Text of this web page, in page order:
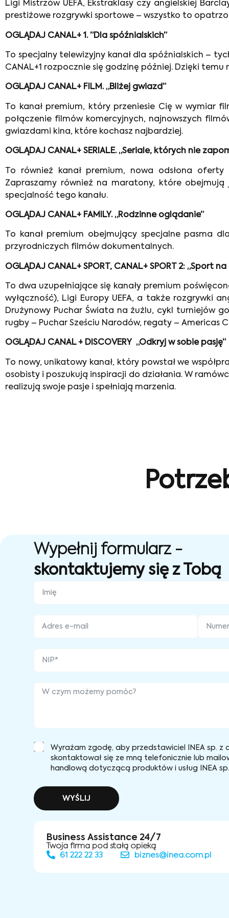
Ligi Mistrzów UEFA, Ekstraklasy czy angielskiej
prestiżowe rozgrywki sportowe – wszystko to
OGLĄDAJ CANAL+ 1. ”Dla spóźnialskich”
To specjalny telewizyjny kanał dla spóźnialskich –
CANAL+1 rozpocznie się godzinę później. Dzięki
OGLĄDAJ CANAL+ FILM. „Bliżej gwiazd”
To kanał premium, który przeniesie Cię w wymiar
połączenie filmów komercyjnych, najnowszych
gwiazdami kina, które kochasz najbardziej.
OGLĄDAJ CANAL+ SERIALE. „Seriale, których nie
To również kanał premium, nowa odsłona
Zapraszamy również na maratony, które obejmują
specjalność tego kanału.
OGLĄDAJ CANAL+ FAMILY. „Rodzinne oglądanie”
To kanał premium obejmujący specjalne pasma
przyrodniczych filmów dokumentalnych.
OGLĄDAJ CANAL+ SPORT, CANAL+ SPORT 2: „Sport
To dwa uzupełniające się kanały premium
wyłączność), Ligi Europy UEFA, a także rozgrywki
Drużynowy Puchar Świata na żużlu, cykl turniejów
rugby – Puchar Sześciu Narodów, regaty – Americas
OGLĄDAJ CANAL + DISCOVERY „Odkryj w sobie pasję”
To nowy, unikatowy kanał, który powstał we
osobisty i poszukują inspiracji do działania. W
realizują swoje pasje i spełniają marzenia.
Wypełnij formularz -
skontaktujemy się z Tobą
Wyrażam zgodę, aby przedstawiciel INEA sp. z
skontaktował się ze mną telefonicznie lub
handlową dotyczącą produktów i usług INEA
WYŚLIJ
Business Assistance 24/7
Twoja firma pod stałą opieką
61 222 22 33
biznes@inea.com.pl